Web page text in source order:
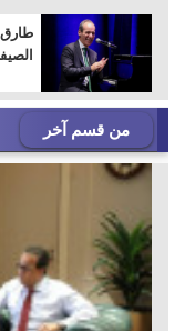
طارق
من قسم آخر